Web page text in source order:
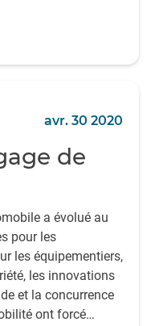
avr. 30 2020
de
a évolué au
pour les
les équipementiers,
les innovations
et la concurrence
ont forcé